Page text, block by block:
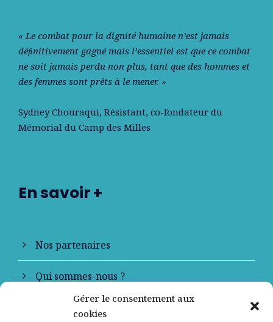
Gérer le consentement aux
cookies
« Le combat pour la dignité humaine n’est jamais
déﬁnitivement gagné mais l’essentiel est que ce combat
ne soit jamais perdu non plus, tant que des hommes et
des femmes sont prêts à le mener. »
Sydney Chouraqui, Résistant, co-fondateur du
Mémorial du Camp des Milles
En savoir +
Nos partenaires
Qui sommes-nous ?
Contactez-nous